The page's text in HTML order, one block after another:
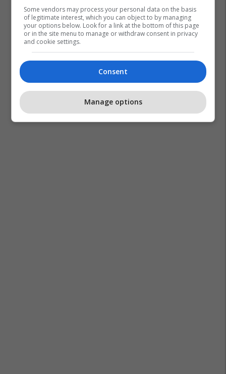
Gjyste Vulaj
Some vendors may process your personal data on the basis
of legitimate interest, which you can object to by managing
your options below. Look for a link at the bottom of this page
or in the site menu to manage or withdraw consent in privacy
and cookie settings.
Consent
Manage options